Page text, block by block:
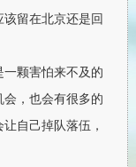
留在北京还是回
颗害怕来不及的
会，也会有很多的
自己掉队落伍，